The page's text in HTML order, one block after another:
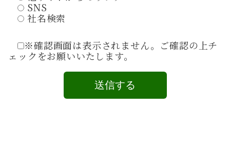
SNS
社名検索
※確認画面は表示されません。ご確認の上チ
ェックをお願いいたします。